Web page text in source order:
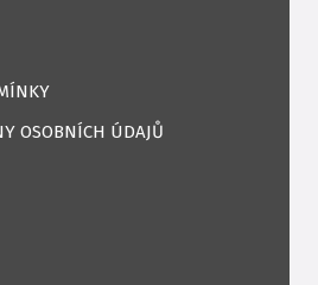
OSOBNÍCH ÚDAJŮ